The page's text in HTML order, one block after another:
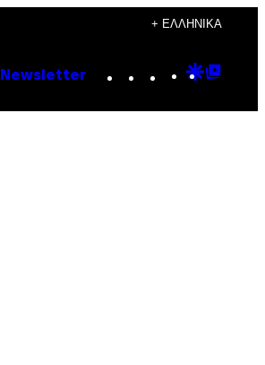
+ ΕΛΛΗΝΙΚΆ
Newsletter Instagram
TikTok
YouTube
Google